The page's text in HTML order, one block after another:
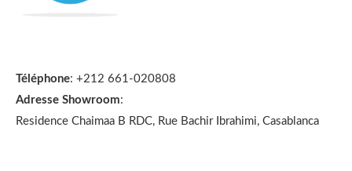
Téléphone: +212 661-020808
Adresse Showroom:
Residence Chaimaa B RDC, Rue Bachir Ibrahimi, Casablanca